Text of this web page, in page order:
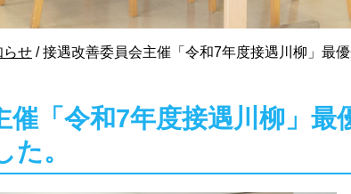
らせ /接遇改善委員会主催「令和7年度接遇川柳」最
催「令和7年度接遇川柳」最
。